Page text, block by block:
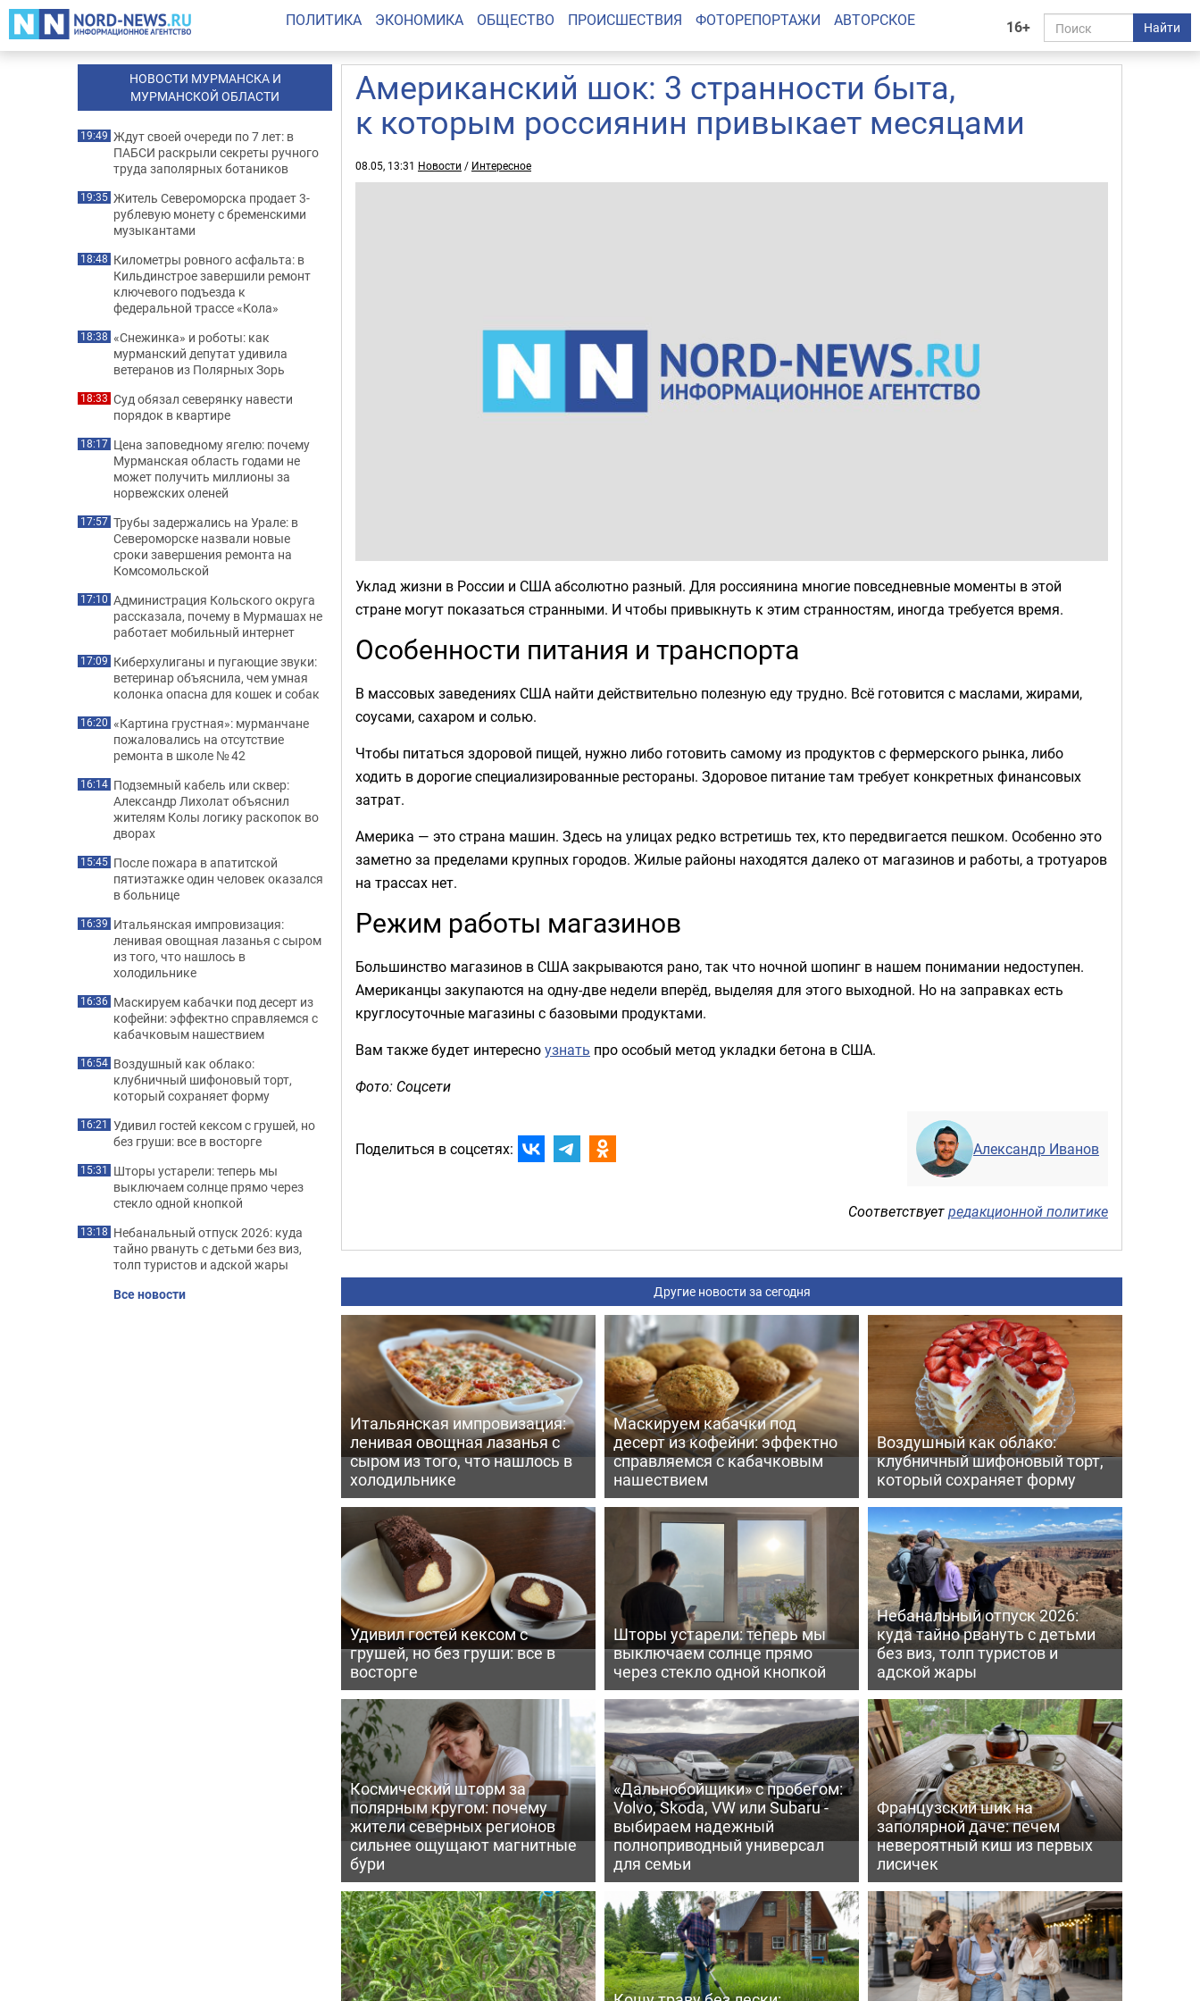
16+ Найти
ПОЛИТИКА ЭКОНОМИКА ОБЩЕСТВО ПРОИСШЕСТВИЯ ФОТОРЕПОРТАЖИ АВТОРСКОЕ
Американский шок: 3 странности быта,
к которым россиянин привыкает месяцами
08.05, 13:31 Новости / Интересное
Уклад жизни в России и США абсолютно разный. Для россиянина многие повседневные моменты в этой
стране могут показаться странными. И чтобы привыкнуть к этим странностям, иногда требуется время.
Особенности питания и транспорта
В массовых заведениях США найти действительно полезную еду трудно. Всё готовится с маслами, жирами,
соусами, сахаром и солью.
Чтобы питаться здоровой пищей, нужно либо готовить самому из продуктов с фермерского рынка, либо
ходить в дорогие специализированные рестораны. Здоровое питание там требует конкретных финансовых
затрат.
Америка — это страна машин. Здесь на улицах редко встретишь тех, кто передвигается пешком. Особенно это
заметно за пределами крупных городов. Жилые районы находятся далеко от магазинов и работы, а тротуаров
на трассах нет.
Режим работы магазинов
Большинство магазинов в США закрываются рано, так что ночной шопинг в нашем понимании недоступен.
Американцы закупаются на одну-две недели вперёд, выделяя для этого выходной. Но на заправках есть
круглосуточные магазины с базовыми продуктами.
Вам также будет интересноузнать про особый метод укладки бетона в США.
Фото: Соцсети
Поделиться в соцсетях: Александр Иванов
Соответствуетредакционной политике
Другие новости за сегодня
Итальянская импровизация:
ленивая овощная лазанья с
сыром из того, что нашлось в
холодильнике
Маскируем кабачки под
десерт из кофейни: эффектно
справляемся с кабачковым
нашествием
Воздушный как облако:
клубничный шифоновый торт,
который сохраняет форму
Удивил гостей кексом с
грушей, но без груши: все в
восторге
Шторы устарели: теперь мы
выключаем солнце прямо
через стекло одной кнопкой
Небанальный отпуск 2026:
куда тайно рвануть с детьми
без виз, толп туристов и
адской жары
Космический шторм за
полярным кругом: почему
жители северных регионов
сильнее ощущают магнитные
бури
«Дальнобойщики» с пробегом:
Volvo, Skoda, VW или Subaru -
выбираем надежный
полноприводный универсал
для семьи
Французский шик на
заполярной даче: печем
невероятный киш из первых
лисичек
НОВОСТИ МУРМАНСКА И
МУРМАНСКОЙ ОБЛАСТИ
19:49 Ждут своей очереди по 7 лет: в
ПАБСИ раскрыли секреты ручного
труда заполярных ботаников
19:35 Житель Североморска продает 3-
рублевую монету с бременскими
музыкантами
18:48 Километры ровного асфальта: в
Кильдинстрое завершили ремонт
ключевого подъезда к
федеральной трассе «Кола»
18:38 «Снежинка» и роботы: как
мурманский депутат удивила
ветеранов из Полярных Зорь
18:33 Суд обязал северянку навести
порядок в квартире
18:17 Цена заповедному ягелю: почему
Мурманская область годами не
может получить миллионы за
норвежских оленей
17:57 Трубы задержались на Урале: в
Североморске назвали новые
сроки завершения ремонта на
Комсомольской
17:10 Администрация Кольского округа
рассказала, почему в Мурмашах не
работает мобильный интернет
17:09 Киберхулиганы и пугающие звуки:
ветеринар объяснила, чем умная
колонка опасна для кошек и собак
16:20 «Картина грустная»: мурманчане
пожаловались на отсутствие
ремонта в школе № 42
16:14 Подземный кабель или сквер:
Александр Лихолат объяснил
жителям Колы логику раскопок во
дворах
15:45 После пожара в апатитской
пятиэтажке один человек оказался
в больнице
16:39 Итальянская импровизация:
ленивая овощная лазанья с сыром
из того, что нашлось в
холодильнике
16:36 Маскируем кабачки под десерт из
кофейни: эффектно справляемся с
кабачковым нашествием
16:54 Воздушный как облако:
клубничный шифоновый торт,
который сохраняет форму
16:21 Удивил гостей кексом с грушей, но
без груши: все в восторге
15:31 Шторы устарели: теперь мы
выключаем солнце прямо через
стекло одной кнопкой
13:18 Небанальный отпуск 2026: куда
тайно рвануть с детьми без виз,
толп туристов и адской жары
Все новости